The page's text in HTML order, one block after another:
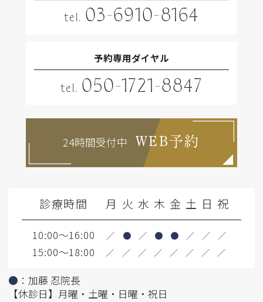
tel. 03-6910-8164
予約専用ダイヤル
tel. 050-1721-8847
24時間受付中 WEB予約
診療時間 月 火 水 木 金 土 日 祝
10:00～16:00 ／ ● ／ ● ● ／ ／ ／
15:00～18:00 ／ ／ ／ ／ ／ ／ ／ ／
● ：加藤 忍院長
【休診日】月曜・土曜・日曜・祝日